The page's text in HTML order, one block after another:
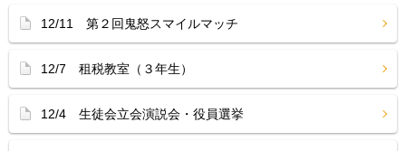
12/11 第２回鬼怒スマイルマッチ
12/7 租税教室（３年生）
12/4 生徒会立会演説会・役員選挙